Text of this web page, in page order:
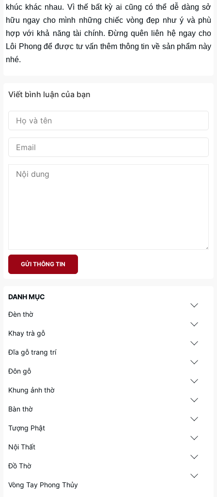
khúc khác nhau. Vì thế bất kỳ ai cũng có thể dễ dàng sở
hữu ngay cho mình những chiếc vòng đẹp như ý và phù
hợp với khả năng tài chính. Đừng quên liên hệ ngay cho
Lôi Phong để được tư vấn thêm thông tin về sản phẩm này
nhé.
Viết bình luận của bạn
GỬI THÔNG TIN
DANH MỤC
Đèn thờ
Khay trà gỗ
Đĩa gỗ trang trí
Đôn gỗ
Khung ảnh thờ
Bàn thờ
Tượng Phật
Nội Thất
Đồ Thờ
Vòng Tay Phong Thủy